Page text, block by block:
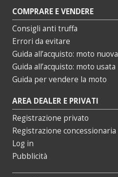
COMPRARE E VENDERE
Consigli anti truffa
Errori da evitare
Guida all’acquisto: moto nuova
Guida all’acquisto: moto usata
Guida per vendere la moto
AREA DEALER E PRIVATI
Registrazione privato
Registrazione concessionaria
Log in
Pubblicità